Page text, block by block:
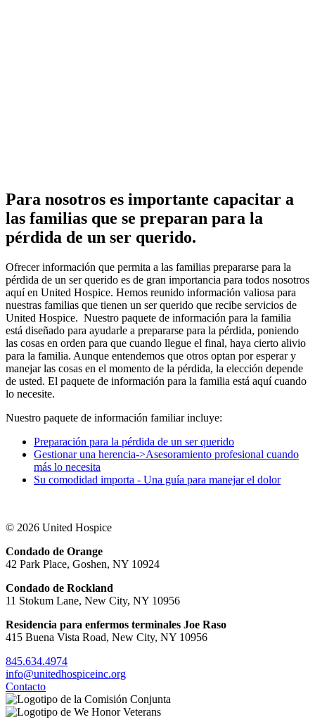
Para nosotros es importante capacitar a
las familias que se preparan para la
pérdida de un ser querido.
Ofrecer información que permita a las familias prepararse para la
pérdida de un ser querido es de gran importancia para todos nosotros
aquí en United Hospice. Hemos reunido información valiosa para
nuestras familias que tienen un ser querido que recibe servicios de
United Hospice. Nuestro paquete de información para la familia
está diseñado para ayudarle a prepararse para la pérdida, poniendo
las cosas en orden para que cuando llegue el final, haya cierto alivio
para la familia. Aunque entendemos que otros optan por esperar y
manejar las cosas en el momento de la pérdida, la elección depende
de usted. El paquete de información para la familia está aquí cuando
lo necesite.
Nuestro paquete de información familiar incluye:
Preparación para la pérdida de un ser querido
Gestionar una herencia->Asesoramiento profesional cuando
más lo necesita
Su comodidad importa - Una guía para manejar el dolor
© 2026 United Hospice
Condado de Orange
42 Park Place, Goshen, NY 10924
Condado de Rockland
11 Stokum Lane, New City, NY 10956
Residencia para enfermos terminales Joe Raso
415 Buena Vista Road, New City, NY 10956
845.634.4974
info@unitedhospiceinc.org
Contacto